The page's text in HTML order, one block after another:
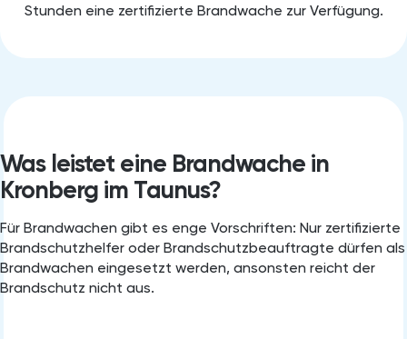
Stunden eine zertifizierte Brandwache zur Verfügung.
Was leistet eine Brandwache in
Kronberg im Taunus?
Für Brandwachen gibt es enge Vorschriften: Nur zertifizierte
Brandschutzhelfer oder Brandschutzbeauftragte dürfen als
Brandwachen eingesetzt werden, ansonsten reicht der
Brandschutz nicht aus.